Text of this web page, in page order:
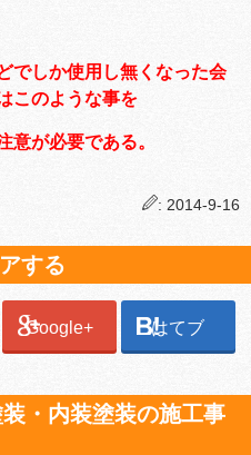
でしか使用し無くなった会
このような事を
意が必要である。
: 2014-9-16
する
Google+ はてブ
・内装塗装の施工事